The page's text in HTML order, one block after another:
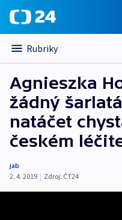
Rubriky
Agnieszka
žádný
natáčet
českém
jab
2. 4. 2019 | Zdroj: ČT24